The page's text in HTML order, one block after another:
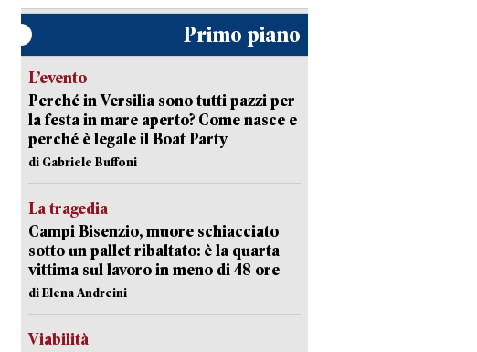
Primo piano
L’evento
Perché in Versilia sono tutti pazzi per
la festa in mare aperto? Come nasce e
perché è legale il Boat Party
di Gabriele Buffoni
La tragedia
Campi Bisenzio, muore schiacciato
sotto un pallet ribaltato: è la quarta
vittima sul lavoro in meno di 48 ore
di Elena Andreini
Viabilità